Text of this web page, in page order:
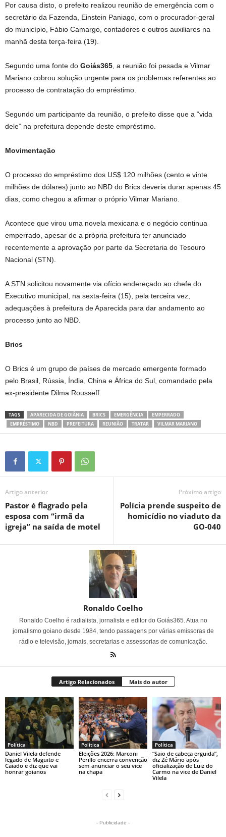
Por causa disto, o prefeito realizou reunião de emergência com o
secretário da Fazenda, Einstein Paniago, com o procurador-geral
do município, Fábio Camargo, contadores e outros auxiliares na
manhã desta terça-feira (19).
Segundo uma fonte do Goiás365 , a reunião foi pesada e Vilmar
Mariano cobrou solução urgente para os problemas referentes ao
processo de contratação do empréstimo.
Segundo um participante da reunião, o prefeito disse que a “vida
dele” na prefeitura depende deste empréstimo.
Movimentação
O processo do empréstimo dos US$ 120 milhões (cento e vinte
milhões de dólares) junto ao NBD do Brics deveria durar apenas 45
dias, como chegou a afirmar o próprio Vilmar Mariano.
Acontece que virou uma novela mexicana e o negócio continua
emperrado, apesar de a própria prefeitura ter anunciado
recentemente a aprovação por parte da Secretaria do Tesouro
Nacional (STN).
A STN solicitou novamente via ofício endereçado ao chefe do
Executivo municipal, na sexta-feira (15), pela terceira vez,
adequações à prefeitura de Aparecida para dar andamento ao
processo junto ao NBD.
Brics
O Brics é um grupo de países de mercado emergente formado
pelo Brasil, Rússia, Índia, China e África do Sul, comandado pela
ex-presidente Dilma Rousseff.
TAGS APARECIDA DE GOIÂNIA BRICS EMERGÊNCIA
EMPERRADO
EMPRÉSTIMO
NBD PREFEITURA REUNIÃO TRATAR VILMAR MARIANO
Artigo anterior
Pastor é flagrado pela
esposa com “irmã da
igreja” na saída de motel
Próximo artigo
Polícia prende suspeito de
homicídio no viaduto da
GO-040
Ronaldo Coelho
Ronaldo Coelho é radialista, jornalista e editor do Goiás365. Atua no
jornalismo goiano desde 1984, tendo passagens por várias emissoras de
rádio e televisão, jornais, secretarias e assessorias de comunicação.
Artigo Relacionados Mais do autor
Política
Daniel Vilela defende
legado de Maguito e
Caiado e diz que vai
honrar goianos
Política
Eleições 2026: Marconi
Perillo encerra convenção
sem anunciar o seu vice
na chapa
Política
“Saio de cabeça erguida”,
diz Zé Mário após
oficialização de Luiz do
Carmo na vice de Daniel
Vilela
- Publicidade -